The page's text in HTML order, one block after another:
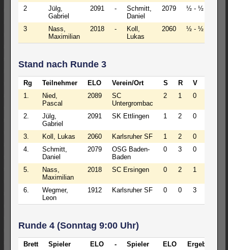
2
Jülg,
Gabriel
2091 -
Schmitt,
Daniel
2079 ½ - ½
3
Nass,
Maximilian
2018 -
Koll,
Lukas
2060 ½ - ½
Stand nach Runde 3
Rg Teilnehmer ELO Verein/Ort S R V
1.
Nied,
Pascal
2089
SC
Untergrombac
2 1 0
2.
Jülg,
Gabriel
2091 SK Ettlingen 1 2 0
3. Koll, Lukas 2060 Karlsruher SF 1 2 0
4.
Schmitt,
Daniel
2079
OSG Baden-
Baden
0 3 0
5.
Nass,
Maximilian
2018 SC Ersingen 0 2 1
6.
Wegmer,
Leon
1912 Karlsruher SF 0 0 3
Runde 4 (Sonntag 9:00 Uhr)
Brett Spieler ELO - Spieler ELO Ergebnis